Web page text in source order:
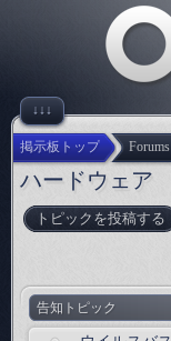
↓↓↓
掲示板トップ Forums
ハードウェア
トピックを投稿する
告知トピック